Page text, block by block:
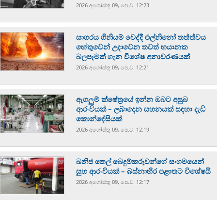
2026 අගෝස්‍තු 09, පෙ.ව. 12:23
සාගරය ගිනියම් වෙද්දී එල්නිනෝ තත්ත්වය
හේතුවෙන් උදාවෙන තවත් භයානක
බලපෑමක් ගැන විශේෂ අනාවරණයක්
2026 අගෝස්‍තු 09, පෙ.ව. 12:21
ඇගලුම් ක්ෂේත්‍රයේ ඉන්න ඔබට අසුබ
ආරංචියක් – ලබාදෙන සහනයක් සඳහා දැඩි
කොන්දේසියක්
2026 අගෝස්‍තු 09, පෙ.ව. 12:19
ඛනිජ තෙල් බෙදුම්කරුවන්ගේ සංගමයෙන්
සුභ ආරංචියක් – බස්නාහිර පළාතට විශේෂයි
2026 අගෝස්‍තු 09, පෙ.ව. 12:17